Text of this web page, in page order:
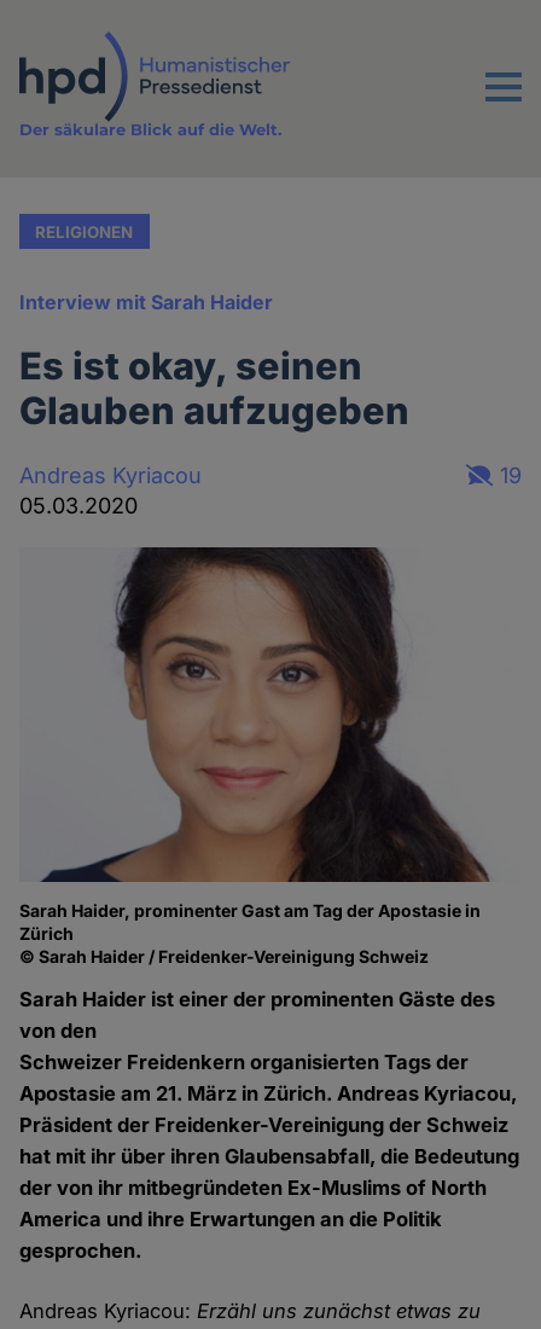
Inhalt
Menu
Der säkulare Blick auf die Welt.
RELIGIONEN
Interview mit Sarah Haider
Es ist okay, seinen
Glauben aufzugeben
Andreas Kyriacou
05.03.2020
19
Sarah Haider, prominenter Gast am Tag der Apostasie in
Zürich
© Sarah Haider / Freidenker-Vereinigung Schweiz
Sarah Haider ist einer der prominenten Gäste des
von den
Schweizer Freidenkern organisierten Tags der
Apostasie am 21. März in Zürich. Andreas Kyriacou,
Präsident der Freidenker-Vereinigung der Schweiz
hat mit ihr über ihren Glaubensabfall, die Bedeutung
der von ihr mitbegründeten Ex-Muslims of North
America und ihre Erwartungen an die Politik
gesprochen.
Andreas Kyriacou:Erzähl uns zunächst etwas zu